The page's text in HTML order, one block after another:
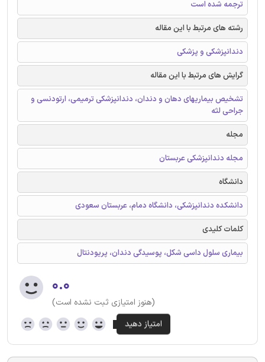
ترجمه شده است
رشته های مرتبط با این مقاله
دندانپزشکی و پزشکی
گرایش های مرتبط با این مقاله
تشخیص بیماریهای دهان و دندان، دندانپزشکی ترمیمی، ارتودنسی و
جراحی لثه
مجله
مجله دندانپزشکی عربستان
دانشگاه
دانشکده دندانپزشکی، دانشگاه دمام، عربستان سعودی
کلمات کلیدی
بیماری سلول داسی شکل، پوسیدگی دندان، پریودنتال
۰.۰
(هنوز امتیازی ثبت نشده است)